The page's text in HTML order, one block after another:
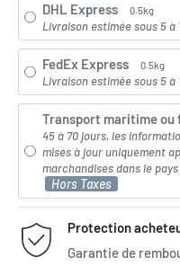
DHL Express 0.5kg
Livraison estimée sous 5 à
FedEx Express 0.5kg
Livraison estimée sous 5 à
Transport maritime
45 à 70 jours, les
mises à jour uniquement
marchandises dans le
Hors Taxes
Protection
Garantie de